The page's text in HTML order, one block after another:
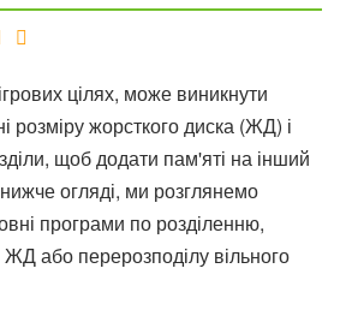
цілях, може виникнути
розміру жорсткого диска (ЖД) і
щоб додати пам'яті на інший
огляді, ми розглянемо
програми по розділенню,
або перерозподілу вільного